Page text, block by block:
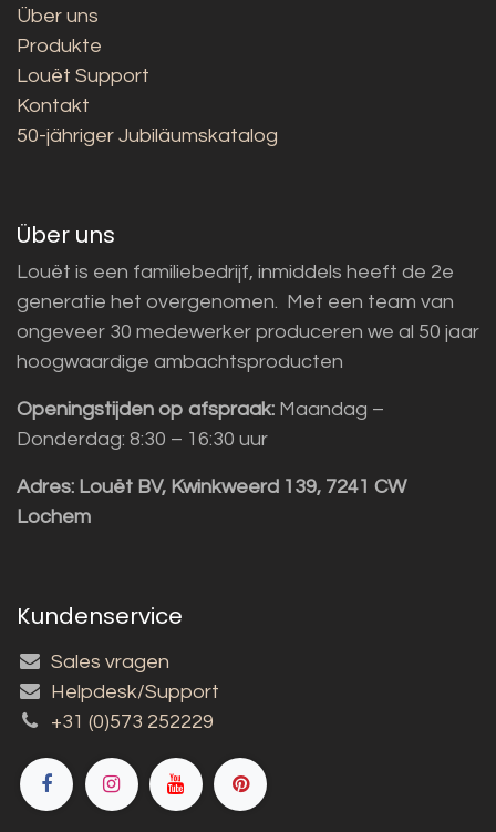
Über uns
Produkte
Louët Support
Kontakt
50-jähriger Jubiläumskatalog
Über uns
Louët is een familiebedrijf, inmiddels heeft de 2e
generatie het overgenomen. Met een team van
ongeveer 30 medewerker produceren we al 50 jaar
hoogwaardige ambachtsproducten
Openingstijden op afspraak: Maandag –
Donderdag: 8:30 – 16:30 uur
Adres: Louët BV, Kwinkweerd 139, 7241 CW
Lochem
Kundenservice
Sales vragen
Helpdesk/Support
+31 (0)573 252229